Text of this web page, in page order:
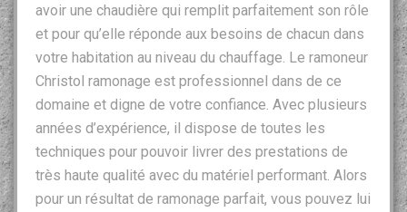
avoir une chaudière qui remplit parfaitement son rôle
et pour qu’elle réponde aux besoins de chacun dans
votre habitation au niveau du chauffage. Le ramoneur
Christol ramonage est professionnel dans de ce
domaine et digne de votre confiance. Avec plusieurs
années d’expérience, il dispose de toutes les
techniques pour pouvoir livrer des prestations de
très haute qualité avec du matériel performant. Alors
pour un résultat de ramonage parfait, vous pouvez lui